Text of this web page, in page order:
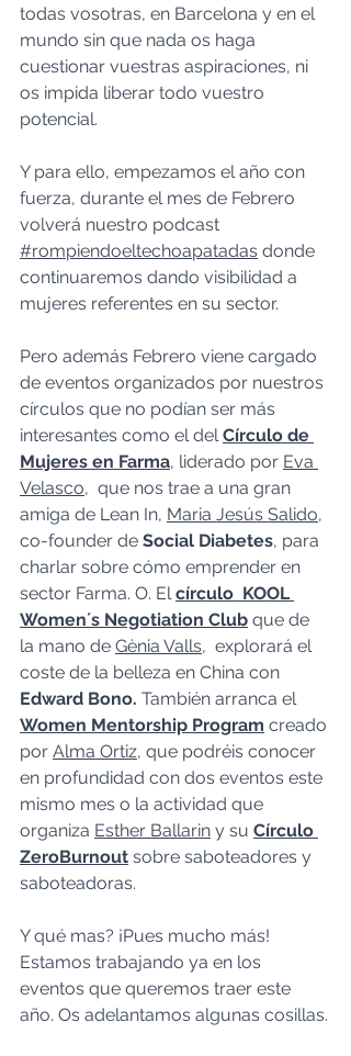
todas vosotras, en Barcelona y en el
mundo sin que nada os haga
cuestionar vuestras aspiraciones, ni
os impida liberar todo vuestro
potencial.
Y para ello, empezamos el año con
fuerza, durante el mes de Febrero
volverá nuestro podcast
#rompiendoeltechoapatadas donde
continuaremos dando visibilidad a
mujeres referentes en su sector.
Pero además Febrero viene cargado
de eventos organizados por nuestros
círculos que no podían ser más
interesantes como el del Círculo de
Mujeres en Farma, liderado por Eva
Velasco,  que nos trae a una gran
amiga de Lean In, Maria Jesús Salido,
co-founder de Social Diabetes, para
charlar sobre cómo emprender en
sector Farma. O. El círculo  KOOL
Women´s Negotiation Club que de
la mano de Gènia Valls,  explorará el
coste de la belleza en China con
Edward Bono. También arranca el
Women Mentorship Program creado
por Alma Ortiz, que podréis conocer
en profundidad con dos eventos este
mismo mes o la actividad que
organiza Esther Ballarin y su Círculo
ZeroBurnout sobre saboteadores y
saboteadoras.
Y qué mas? ¡Pues mucho más!
Estamos trabajando ya en los
eventos que queremos traer este
año. Os adelantamos algunas cosillas.